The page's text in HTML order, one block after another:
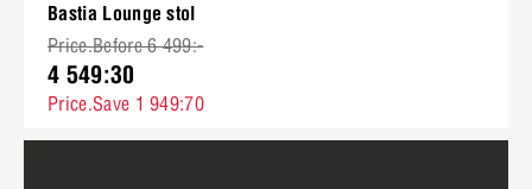
Bastia Lounge stol
Price.Before 6 499:-
4 549:30
Price.Save 1 949:70